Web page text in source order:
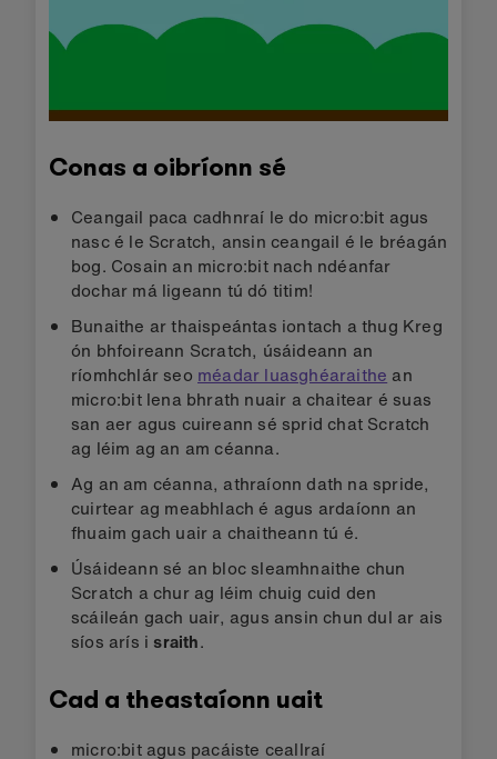
Conas a oibríonn sé
Ceangail paca cadhnraí le do micro:bit agus
nasc é le Scratch, ansin ceangail é le bréagán
bog. Cosain an micro:bit nach ndéanfar
dochar má ligeann tú dó titim!
Bunaithe ar thaispeántas iontach a thug Kreg
ón bhfoireann Scratch, úsáideann an
ríomhchlár seo méadar luasghéaraithe an
micro:bit lena bhrath nuair a chaitear é suas
san aer agus cuireann sé sprid chat Scratch
ag léim ag an am céanna.
Ag an am céanna, athraíonn dath na spride,
cuirtear ag meabhlach é agus ardaíonn an
fhuaim gach uair a chaitheann tú é.
Úsáideann sé an bloc sleamhnaithe chun
Scratch a chur ag léim chuig cuid den
scáileán gach uair, agus ansin chun dul ar ais
síos arís i sraith.
Cad a theastaíonn uait
micro:bit agus pacáiste ceallraí